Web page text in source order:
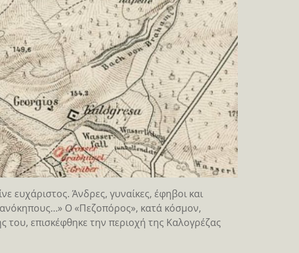
ευχάριστος. Άνδρες, γυναίκες, έφηβοι και
Ο «Πεζοπόρος», κατά κόσμον,
επισκέφθηκε την περιοχή της Καλογρέζας